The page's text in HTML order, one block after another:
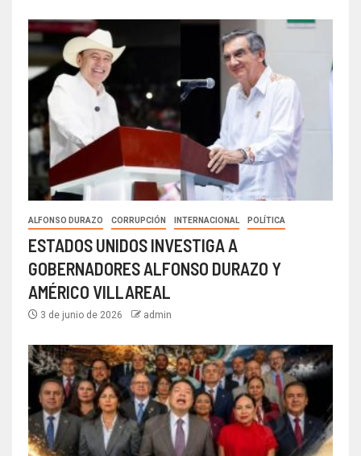
ALFONSO DURAZO CORRUPCIÓN INTERNACIONAL POLÍTICA
ESTADOS UNIDOS INVESTIGA A
GOBERNADORES ALFONSO DURAZO Y
AMÉRICO VILLAREAL
3 de junio de 2026 admin